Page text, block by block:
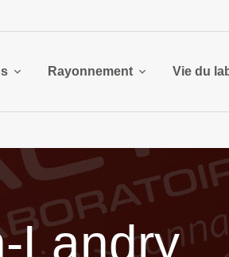
Rayonnement Vie du
Landry